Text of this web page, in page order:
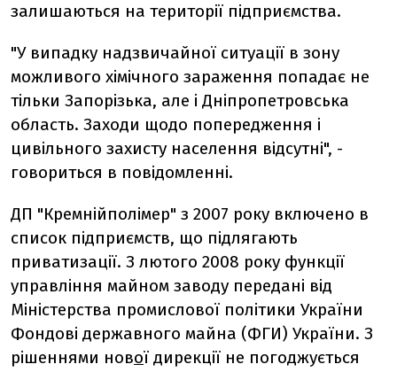
залишаються на території підприємства.
"У випадку надзвичайної ситуації в зону
можливого хімічного зараження попадає не
тільки Запорізька, але і Дніпропетровська
область. Заходи щодо попередження і
цивільного захисту населення відсутні", -
говориться в повідомленні.
ДП "Кремнійполімер" з 2007 року включено в
список підприємств, що підлягають
приватизації. З лютого 2008 року функції
управління майном заводу передані від
Міністерства промислової політики України
Фондові державного майна (ФГИ) України. З
рішеннями нової дирекції не погоджується